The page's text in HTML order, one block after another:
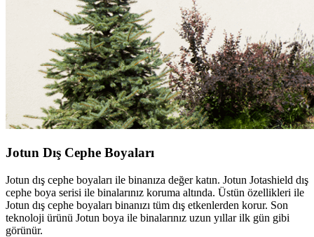
Jotun Dış Cephe Boyaları
Jotun dış cephe boyaları ile binanıza değer katın. Jotun Jotashield dış
cephe boya serisi ile binalarınız koruma altında. Üstün özellikleri ile
Jotun dış cephe boyaları binanızı tüm dış etkenlerden korur. Son
teknoloji ürünü Jotun boya ile binalarınız uzun yıllar ilk gün gibi
görünür.